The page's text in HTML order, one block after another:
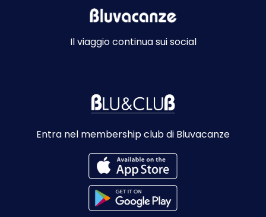
Il viaggio continua sui social
Entra nel membership club di Bluvacanze